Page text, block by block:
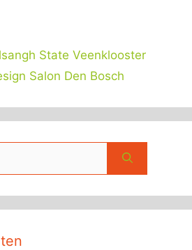
State Veenklooster
Salon Den Bosch